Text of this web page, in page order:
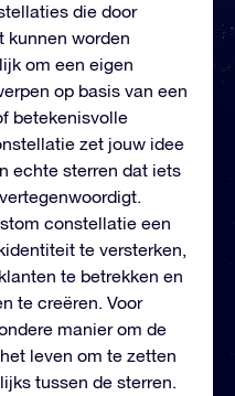
die door
kunnen worden
om een eigen
op basis van een
betekenisvolle
zet jouw idee
echte sterren dat iets
constellatie een
te versterken,
te betrekken en
te creëren. Voor
manier om de
leven om te zetten
tussen de sterren.